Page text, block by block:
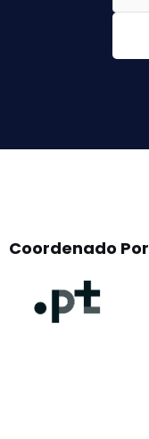
Coordenado Por